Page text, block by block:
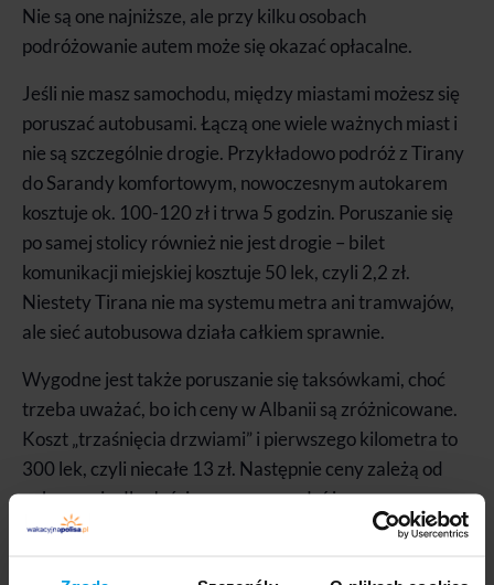
Nie są one najniższe, ale przy kilku osobach
podróżowanie autem może się okazać opłacalne.
Jeśli nie masz samochodu, między miastami możesz się
poruszać autobusami. Łączą one wiele ważnych miast i
nie są szczególnie drogie. Przykładowo podróż z Tirany
do Sarandy komfortowym, nowoczesnym autokarem
kosztuje ok. 100-120 zł i trwa 5 godzin. Poruszanie się
po samej stolicy również nie jest drogie – bilet
komunikacji miejskiej kosztuje 50 lek, czyli 2,2 zł.
Niestety Tirana nie ma systemu metra ani tramwajów,
ale sieć autobusowa działa całkiem sprawnie.
Wygodne jest także poruszanie się taksówkami, choć
trzeba uważać, bo ich ceny w Albanii są zróżnicowane.
Koszt „trzaśnięcia drzwiami” i pierwszego kilometra to
300 lek, czyli niecałe 13 zł. Następnie ceny zależą od
pokonanej odległości oraz czasu podróży.